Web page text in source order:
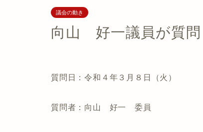
議会の動き
向山 好一議員が質問
質問日：令和４年３月８日（火）
質問者：向山 好一 委員